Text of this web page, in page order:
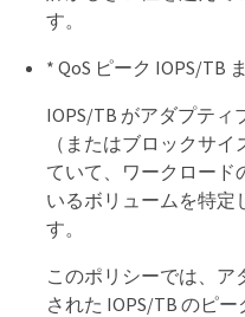
す。
* QoS ピーク IOPS/TB
IOPS/TB がアダプティ
（またはブロックサ
ていて、ワークロード
いるボリュームを特定
す。
このポリシーでは、ア
された IOPS/TB のピ